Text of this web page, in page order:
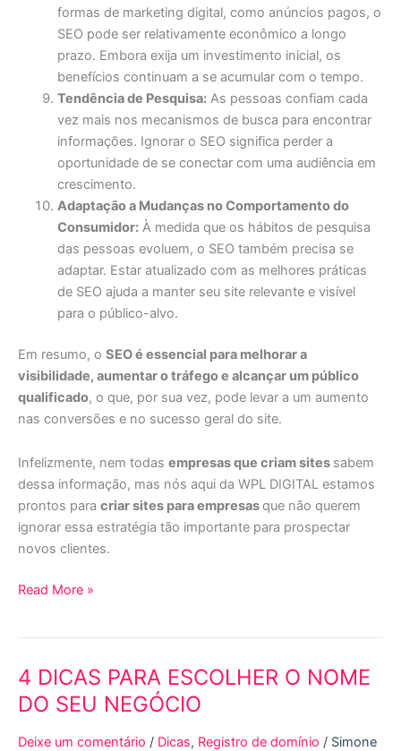
formas de marketing digital, como anúncios pagos, o
SEO pode ser relativamente econômico a longo
prazo. Embora exija um investimento inicial, os
benefícios continuam a se acumular com o tempo.
Tendência de Pesquisa:As pessoas confiam cada
vez mais nos mecanismos de busca para encontrar
informações. Ignorar o SEO significa perder a
oportunidade de se conectar com uma audiência em
crescimento.
Adaptação a Mudanças no Comportamento do
Consumidor:À medida que os hábitos de pesquisa
das pessoas evoluem, o SEO também precisa se
adaptar. Estar atualizado com as melhores práticas
de SEO ajuda a manter seu site relevante e visível
para o público-alvo.
Em resumo, o SEO é essencial para melhorar a
visibilidade, aumentar o tráfego e alcançar um público
qualificado, o que, por sua vez, pode levar a um aumento
nas conversões e no sucesso geral do site.
Infelizmente, nem todas empresas que criam sites sabem
dessa informação, mas nós aqui da WPL DIGITAL estamos
prontos para criar sites para empresasque não querem
ignorar essa estratégia tão importante para prospectar
novos clientes.
Read More »
4 DICAS PARA ESCOLHER O NOME
DO SEU NEGÓCIO
Deixe um comentário / Dicas, Registro de domínio / Simone
4
DICAS
PARA
ESCOLHER